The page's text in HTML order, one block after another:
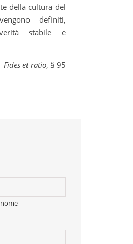
della cultura del
definiti,
stabile e
Fides et ratio, § 95